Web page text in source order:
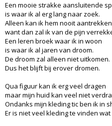
Een mooie strakke aansluitende
is waar ik al erg lang naar zoek.
Alleen kan ik hem nooit aantrekken
want dan zal ik van de pijn
Een leren broek waar ik in woon
is waar ik al jaren van droom.
De droom zal alleen niet uitkomen.
Dus het blijft bij erover dromen.
Qua figuur kan ik erg veel dragen
maar mijn huid kan veel niet
Ondanks mijn kleding tic ben ik in
Er is niet veel kleding te vinden